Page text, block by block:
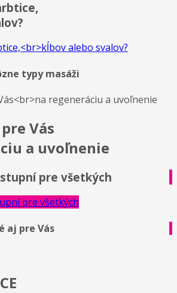
typy masáži
Vás
a uvoľnenie
pre všetkých
aj pre Vás